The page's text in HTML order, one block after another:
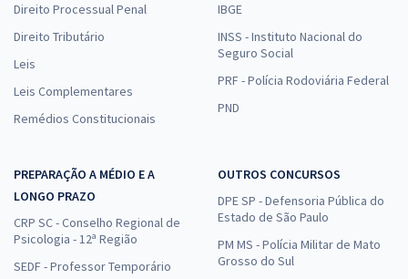
Direito Processual Penal
Direito Tributário
Leis
Leis Complementares
Remédios Constitucionais
IBGE
INSS - Instituto Nacional do
Seguro Social
PRF - Polícia Rodoviária Federal
PND
PREPARAÇÃO A MÉDIO E A
LONGO PRAZO
CRP SC - Conselho Regional de
Psicologia - 12ª Região
SEDF - Professor Temporário
OUTROS CONCURSOS
DPE SP - Defensoria Pública do
Estado de São Paulo
PM MS - Polícia Militar de Mato
Grosso do Sul